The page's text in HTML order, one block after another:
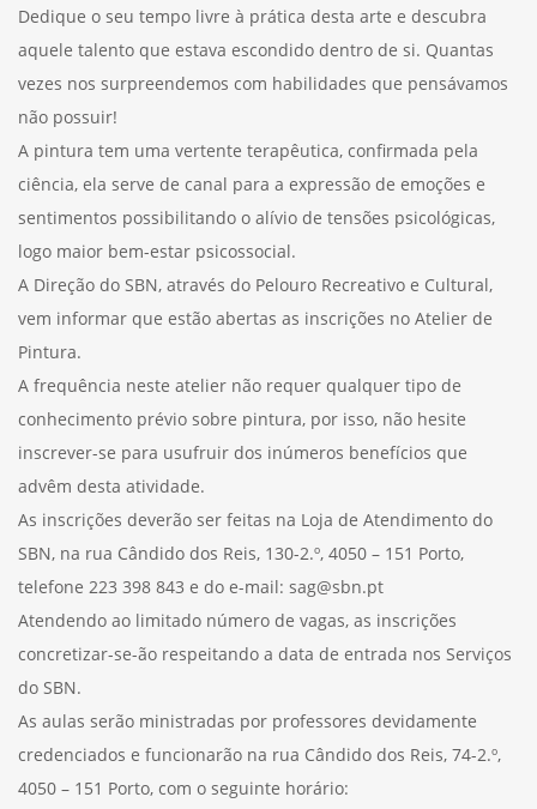
SAÚDE
Dedique o seu tempo livre à prática desta arte e descubra
aquele talento que estava escondido dentro de si. Quantas
vezes nos surpreendemos com habilidades que pensávamos
não possuir!
A pintura tem uma vertente terapêutica, confirmada pela
ciência, ela serve de canal para a expressão de emoções e
sentimentos possibilitando o alívio de tensões psicológicas,
logo maior bem-estar psicossocial.
A Direção do SBN, através do Pelouro Recreativo e Cultural,
vem informar que estão abertas as inscrições no Atelier de
Pintura.
A frequência neste atelier não requer qualquer tipo de
conhecimento prévio sobre pintura, por isso, não hesite
inscrever-se para usufruir dos inúmeros benefícios que
advêm desta atividade.
As inscrições deverão ser feitas na Loja de Atendimento do
SBN, na rua Cândido dos Reis, 130-2.º, 4050 – 151 Porto,
telefone 223 398 843 e do e-mail: sag@sbn.pt
Atendendo ao limitado número de vagas, as inscrições
concretizar-se-ão respeitando a data de entrada nos Serviços
do SBN.
As aulas serão ministradas por professores devidamente
credenciados e funcionarão na rua Cândido dos Reis, 74-2.º,
4050 – 151 Porto, com o seguinte horário: